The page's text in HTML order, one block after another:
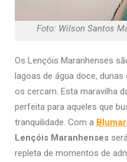
Foto: Wilson Santos
Os Lençóis Maranhenses
lagoas de água doce,
os cercam. Esta maravilha
perfeita para aqueles que
tranquilidade. Com a
Lençóis Maranhenses
repleta de momentos de